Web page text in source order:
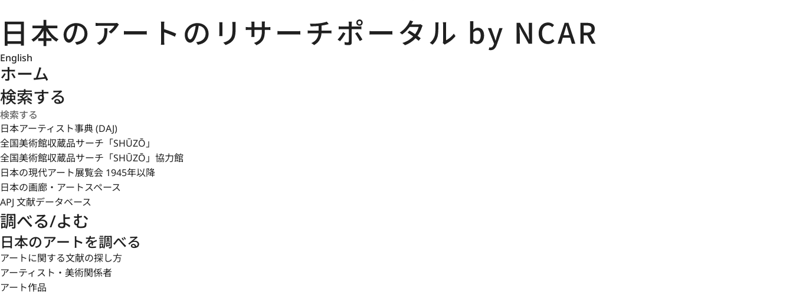
English
ホーム
検索する
日本アーティスト事典 (DAJ)
全国美術館収蔵品サーチ「SHŪZŌ」
全国美術館収蔵品サーチ「SHŪZŌ」協力館
日本の現代アート展覧会 1945年以降
日本の画廊・アートスペース
APJ 文献データベース
調べる/よむ
日本のアートを調べる
アートに関する文献の探し方
アーティスト・美術関係者
アート作品